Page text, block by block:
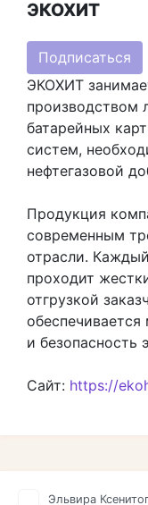
ЭКОХИТ
Подписаться
ЭКОХИТ
производством
батарейных
систем,
нефтегазовой
Продукция
современным
отрасли.
проходит
отгрузкой
и безопасность
Сайт: https://
Эльвира